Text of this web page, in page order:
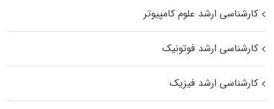
کارشناسی ارشد علوم کامپیوتر
کارشناسی ارشد فوتونیک
کارشناسی ارشد فیزیک